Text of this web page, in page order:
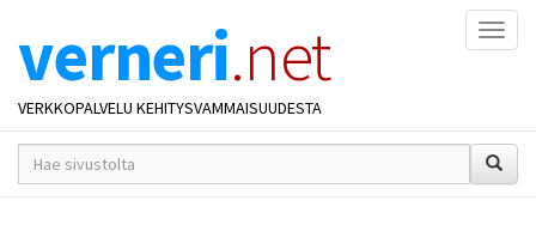
verneri.net
VERKKOPALVELU KEHITYSVAMMAISUUDESTA
hakusana(t)
*